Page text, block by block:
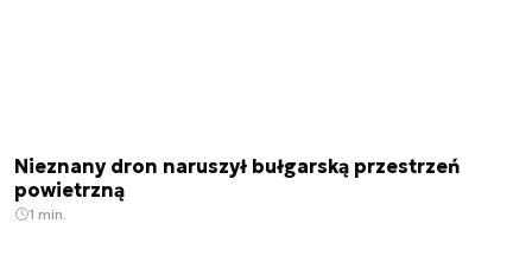
Nieznany dron naruszył bułgarską przestrzeń
powietrzną
1 min.